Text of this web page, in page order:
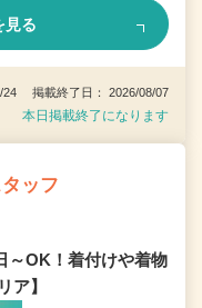
見る
24 掲載終了日： 2026/08/07
本日掲載終了になります
ッフ
～OK！着付けや着物
ア】